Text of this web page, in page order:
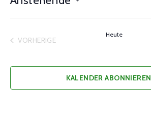
VORHERIGE
Heute
KALENDER ABONNIEREN